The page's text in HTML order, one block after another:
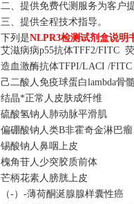
二、提供免费代测服务为客户
三、提供全程技术指导。
下列是NLPR3检测试剂盒说明
艾滋病病p55抗体TFF2/FITC
造血激酶抗体TFPI/LACI /
己二酸人免疫球蛋白lambda骨
结晶*正常人皮肤成纤维
硫酸氢钠人肺动脉平滑肌
偏硼酸钠人类B非霍奇金淋巴瘤
锡酸钠人鼻咽上皮
槐角苷人少突胶质前体
芒柄花素人膀胱上皮
（-）-薄荷酮涎腺腺样囊性癌